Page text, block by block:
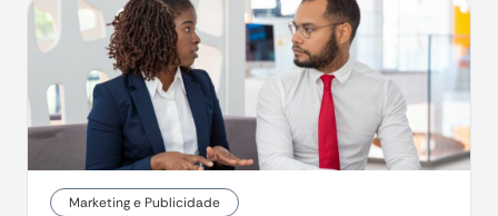
Marketing e Publicidade